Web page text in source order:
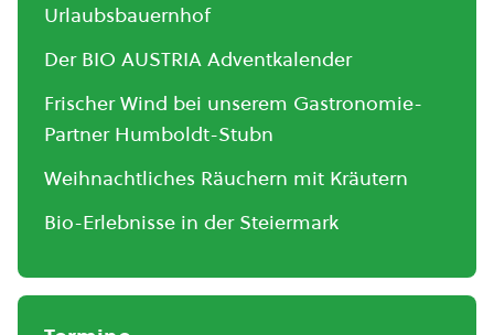
Urlaubsbauernhof
Der BIO AUSTRIA Adventkalender
Frischer Wind bei unserem Gastronomie-
Partner Humboldt-Stubn
Weihnachtliches Räuchern mit Kräutern
Bio-Erlebnisse in der Steiermark